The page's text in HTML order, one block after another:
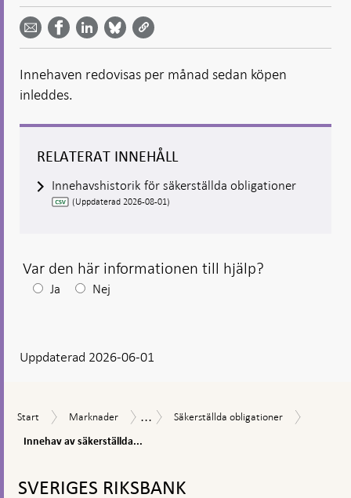
Dela
email -
Öppnas
i ny flik
Dela på
Facebook
- Öppnas
Dela på
LinkedIn
-
Öppnas
på
Bluesky
-
i ny flik
på
Twitter
-
i ny flik
Innehaven redovisas per månad sedan köpen
inleddes.
RELATERAT INNEHÅLL
Innehavshistorik för säkerställda obligationer
(Uppdaterad 2026-08-01)
Var den här informationen till hjälp?
Efter
visas
Ja Nej
Uppdaterad 2026-06-01
Start
Start Marknader
Marknader
Innehav
kronor
...
Säkerställda
Säkerställda obligationer
Innehav av säkerställda...
SVERIGES RIKSBANK